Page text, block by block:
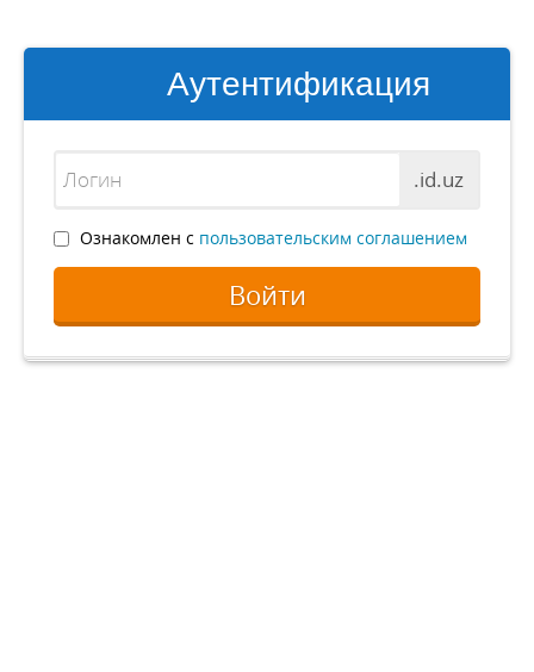
Аутентификация
.id.uz
Ознакомлен с пользовательским соглашением
Войти